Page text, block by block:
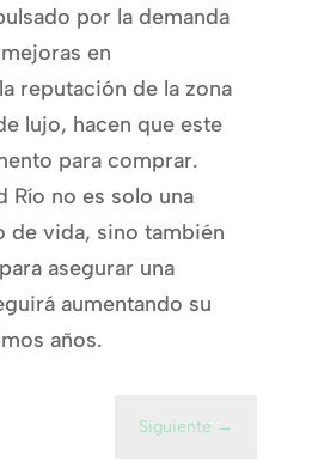
por la demanda
en
reputación de la zona
lujo, hacen que este
para comprar.
Río no es solo una
de vida, sino también
asegurar una
aumentando su
años.
Siguiente →